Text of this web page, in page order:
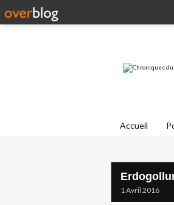
Accueil
1 Avril 2016